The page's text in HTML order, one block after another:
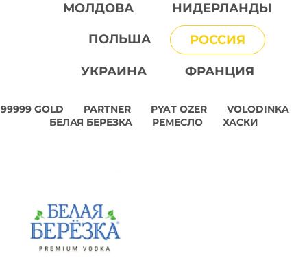
МОЛДОВА НИДЕРЛАНДЫ
ПОЛЬША РОССИЯ
УКРАИНА ФРАНЦИЯ
99999 GOLD PARTNER PYAT OZER
VOLODINKA
БЕЛАЯ БЕРЕЗКА
РЕМЕСЛО ХАСКИ